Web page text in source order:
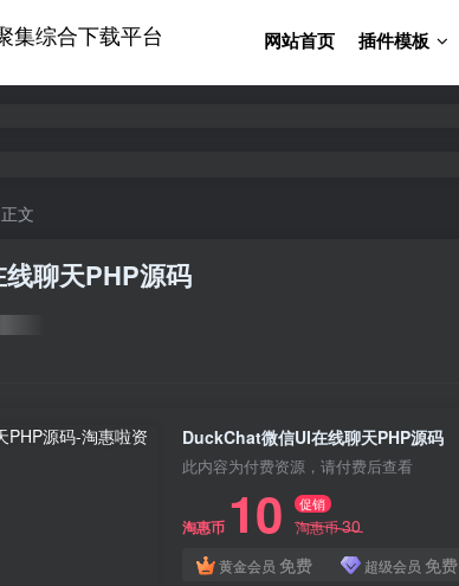
网站首页 插件模板
正文
聊天PHP源码
DuckChat微信UI在线聊天PHP源码
此内容为付费资源，请付费后查看
淘惠币 10 促销
淘惠币30
黄金会员 免费 超级会员 免费